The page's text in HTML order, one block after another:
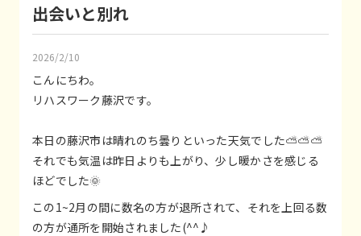
出会いと別れ
2026/2/10
こんにちわ。
リハスワーク藤沢です。
本日の藤沢市は晴れのち曇りといった天気でした⛅⛅⛅
それでも気温は昨日よりも上がり、少し暖かさを感じる
ほどでした🌞
この1~2月の間に数名の方が退所されて、それを上回る数
の方が通所を開始されました(^^♪